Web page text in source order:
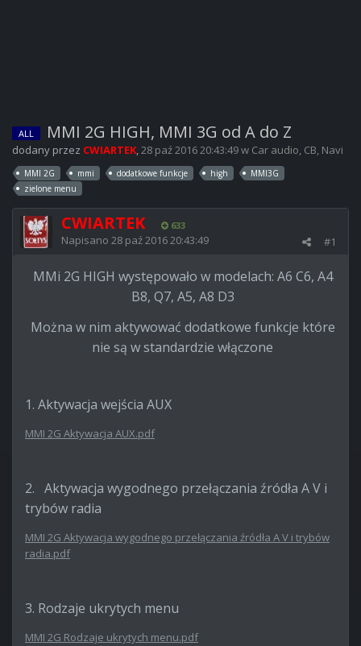
ALL MMI 2G HIGH, MMI 3G od A do Z
dodany przez CWIARTEK,28 paź 2016 20:43:49w Car audio, CB, Navi
MMI 2G mmi dodatkowe funkcje high
MMI3G
zielone menu
CWIARTEK 633
#1
Napisano 28 paź 2016 20:43:49
MMi 2G HIGH występowało w modelach: A6 C6, A4
B8, Q7, A5, A8 D3
Można w nim aktywować dodatkowe funkcje które
nie są w standardzie włączone
1. Aktywacja wejścia AUX
MMI 2G Aktywacja AUX.pdf
2. Aktywacja wygodnego przełączania źródła A V i
trybów radia
MMI 2G Aktywacja wygodnego przełączania źródła A V i trybów
radia.pdf
3. Rodzaje ukrytych menu
MMI 2G Rodzaje ukrytych menu.pdf